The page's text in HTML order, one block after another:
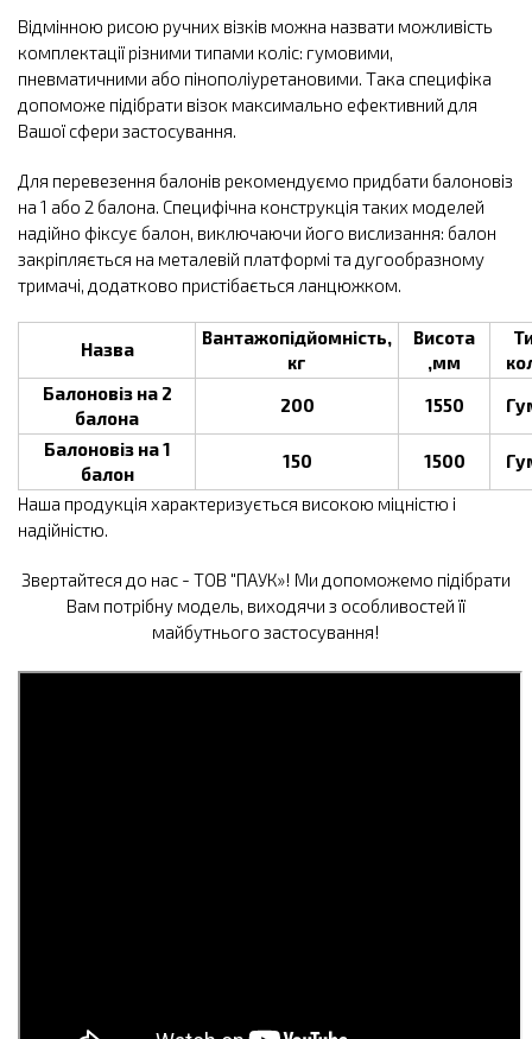
Відмінною рисою ручних візків можна назвати можливість
комплектації різними типами коліс: гумовими,
пневматичними або пінополіуретановими. Така специфіка
допоможе підібрати візок максимально ефективний для
Вашої сфери застосування.
Для перевезення балонів рекомендуємо придбати балоновіз
на 1 або 2 балона. Специфічна конструкція таких моделей
надійно фіксує балон, виключаючи його вислизання: балон
закріпляється на металевій платформі та дугообразному
тримачі, додатково пристібається ланцюжком.
Назва
Вантажопідйомність,
кг
Висота
,мм
Балоновіз на 2
балона
200 1550
Балоновіз на 1
балон
150 1500
Наша продукція характеризується високою міцністю і
надійністю.
Звертайтеся до нас - ТОВ "ПАУК»! Ми допоможемо підібрати
Вам потрібну модель, виходячи з особливостей її
майбутнього застосування!